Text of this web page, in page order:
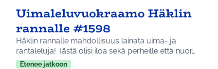
Uimaleluvuokraamo Häklin
rannalle #1598
Häklin rannalle mahdollisuus lainata uima- ja
rantaleluja! Tästä olisi iloa sekä perheille että nuor…
Etenee jatkoon